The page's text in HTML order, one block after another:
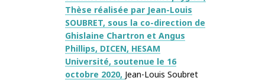
Thèse réalisée par Jean-Louis
SOUBRET, sous la co-direction de
Ghislaine Chartron et Angus
Phillips, DICEN, HESAM
Université, soutenue le 16
octobre 2020, Jean-Louis Soubret